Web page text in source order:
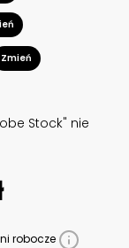
Zmień
Stock" nie
robocze